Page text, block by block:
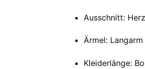
Ausschnitt:
Ärmel:
Kleiderlänge: